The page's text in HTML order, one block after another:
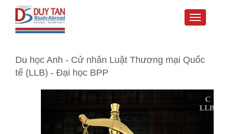
Toggle
Du học Anh - Cử nhân Luật Thương mại Quốc
tế (LLB) - Đại học BPP